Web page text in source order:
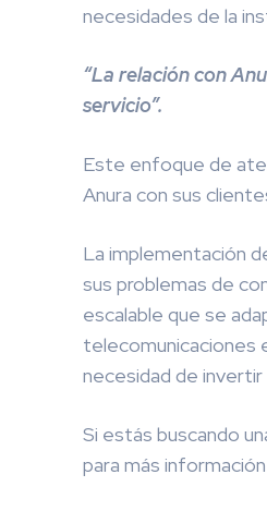
necesidades de la
“La relación con
servicio”.
Este enfoque de
Anura con sus
La implementación
sus problemas de
escalable que se
telecomunicaciones
necesidad de
Si estás buscando
para más